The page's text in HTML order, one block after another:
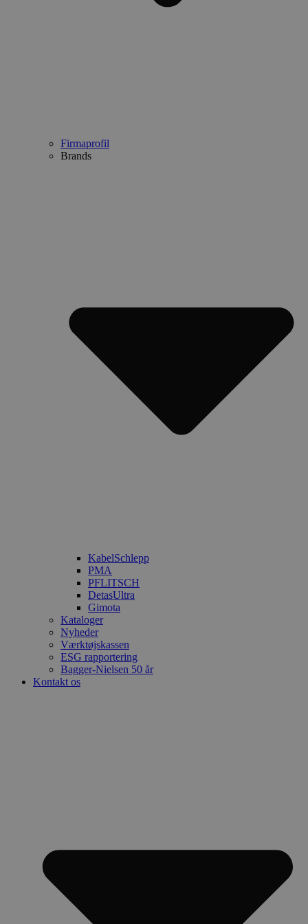
Firmaprofil
Brands
KabelSchlepp
PMA
PFLITSCH
DetasUltra
Gimota
Kataloger
Nyheder
Værktøjskassen
ESG rapportering
Bagger-Nielsen 50 år
Kontakt os